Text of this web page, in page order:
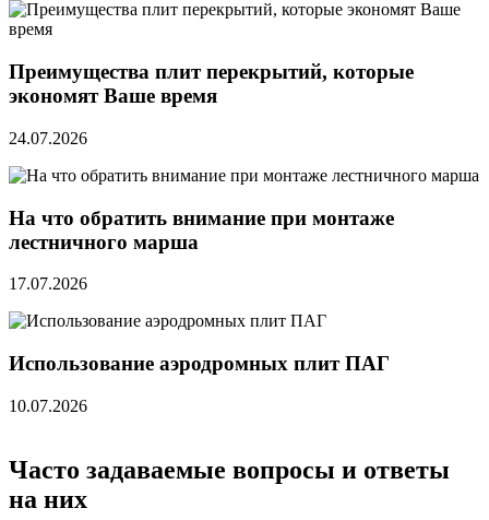
Преимущества плит перекрытий, которые
экономят Ваше время
24.07.2026
На что обратить внимание при монтаже
лестничного марша
17.07.2026
Использование аэродромных плит ПАГ
10.07.2026
Часто задаваемые вопросы и ответы
на них